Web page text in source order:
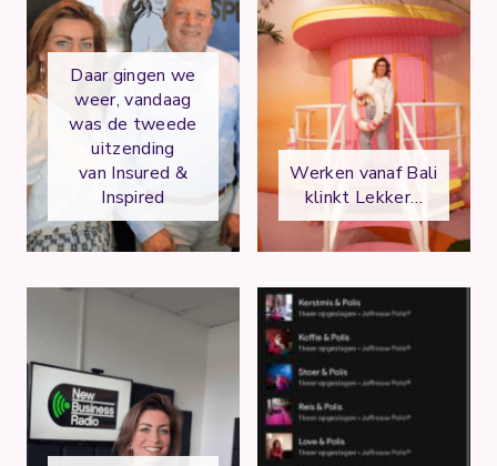
Daar gingen we
weer, vandaag
was de tweede
uitzending
van Insured &
Inspired
Werken vanaf Bali
klinkt Lekker…